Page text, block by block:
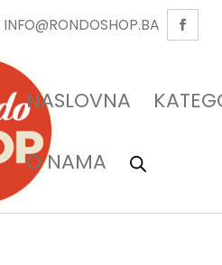
INFO@RONDOSHOP.BA
NASLOVNA
O NAMA